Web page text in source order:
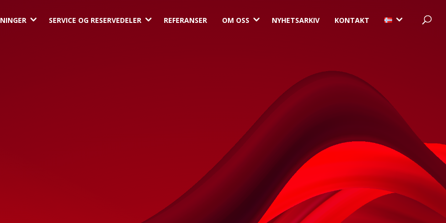
3 SERVICE OG RESERVEDELER 3 REFERANSER OM OSS 3 NYHETSARKIV KONTAKT 3